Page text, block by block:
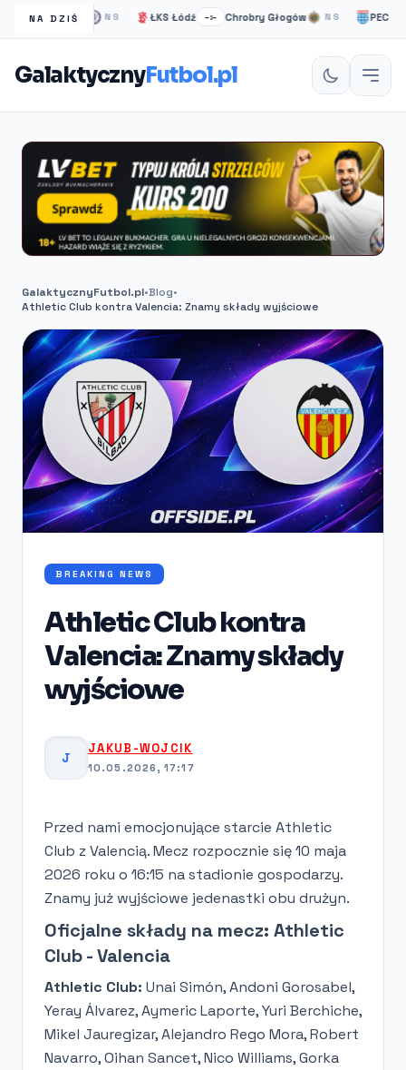
NA DZIŚ
Londyn NS ŁKS Łódź –:– Chrobry Głogów NS PEC Zwolle
GalaktycznyFutbol.pl
GalaktycznyFutbol.pl•Blog•
Athletic Club kontra Valencia: Znamy składy wyjściowe
BREAKING NEWS
Athletic Club kontra
Valencia: Znamy składy
wyjściowe
J
JAKUB-WOJCIK
10.05.2026, 17:17
Przed nami emocjonujące starcie Athletic
Club z Valencią. Mecz rozpocznie się 10 maja
2026 roku o 16:15 na stadionie gospodarzy.
Znamy już wyjściowe jedenastki obu drużyn.
Oficjalne składy na mecz: Athletic
Club - Valencia
Athletic Club: Unai Simón, Andoni Gorosabel,
Yeray Álvarez, Aymeric Laporte, Yuri Berchiche,
Mikel Jauregizar, Alejandro Rego Mora, Robert
Navarro, Oihan Sancet, Nico Williams, Gorka